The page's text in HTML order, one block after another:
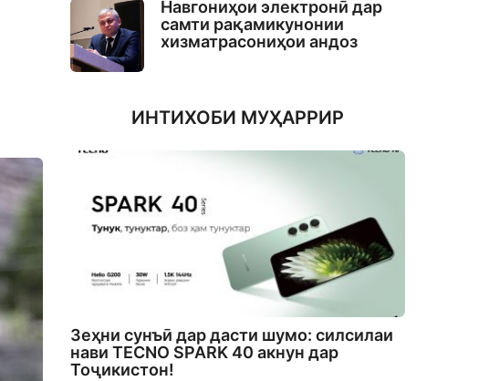
Навгониҳои электронӣ дар
самти рақамикунонии
хизматрасониҳои андоз
ИНТИХОБИ МУҲАРРИР
Зеҳни сунъӣ дар дасти шумо: силсилаи
нави TECNO SPARK 40 акнун дар
Тоҷикистон!